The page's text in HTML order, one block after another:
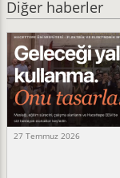
Diğer haberler
27 Temmuz 2026